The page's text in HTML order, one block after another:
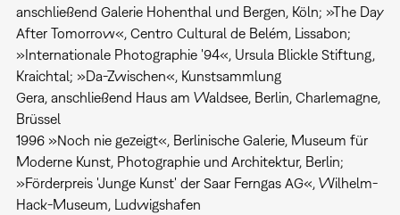
anschließend Galerie Hohenthal und Bergen, Köln; »The Day
After Tomorrow«, Centro Cultural de Belém, Lissabon;
»Internationale Photographie '94«, Ursula Blickle Stiftung,
Kraichtal; »Da-Zwischen«, Kunstsammlung
Gera, anschließend Haus am Waldsee, Berlin, Charlemagne,
Brüssel
1996 »Noch nie gezeigt«, Berlinische Galerie, Museum für
Moderne Kunst, Photographie und Architektur, Berlin;
»Förderpreis 'Junge Kunst' der Saar Ferngas AG«, Wilhelm-
Hack-Museum, Ludwigshafen